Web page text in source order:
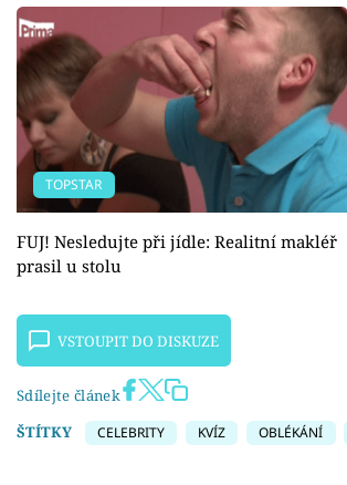
TOPSTAR
FUJ! Nesledujte při jídle: Realitní makléř
prasil u stolu
VSTOUPIT DO DISKUZE
Sdílejte článek
ŠTÍTKY
CELEBRITY KVÍZ OBLÉKÁNÍ